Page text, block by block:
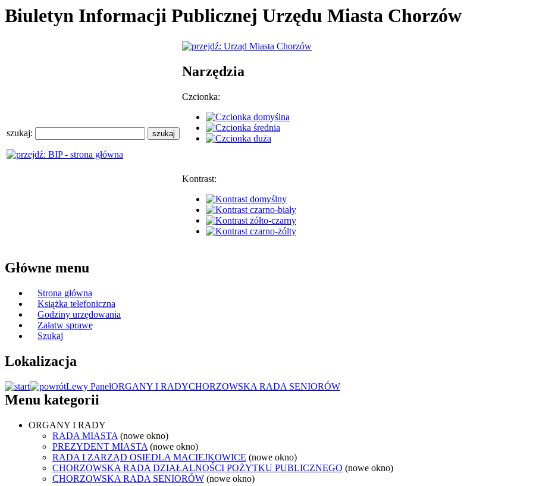
Biuletyn Informacji Publicznej Urzędu Miasta Chorzów
szukaj:
Narzędzia
Czcionka:
Kontrast:
Główne menu
Strona główna
Książka telefoniczna
Godziny urzędowania
Załatw sprawę
Szukaj
Lokalizacja
Lewy PanelORGANY I RADYCHORZOWSKA RADA SENIORÓW
Menu kategorii
ORGANY I RADY
RADA MIASTA (nowe okno)
PREZYDENT MIASTA (nowe okno)
RADA I ZARZĄD OSIEDLA MACIEJKOWICE (nowe okno)
CHORZOWSKA RADA DZIAŁALNOŚCI POŻYTKU PUBLICZNEGO (nowe okno)
CHORZOWSKA RADA SENIORÓW (nowe okno)